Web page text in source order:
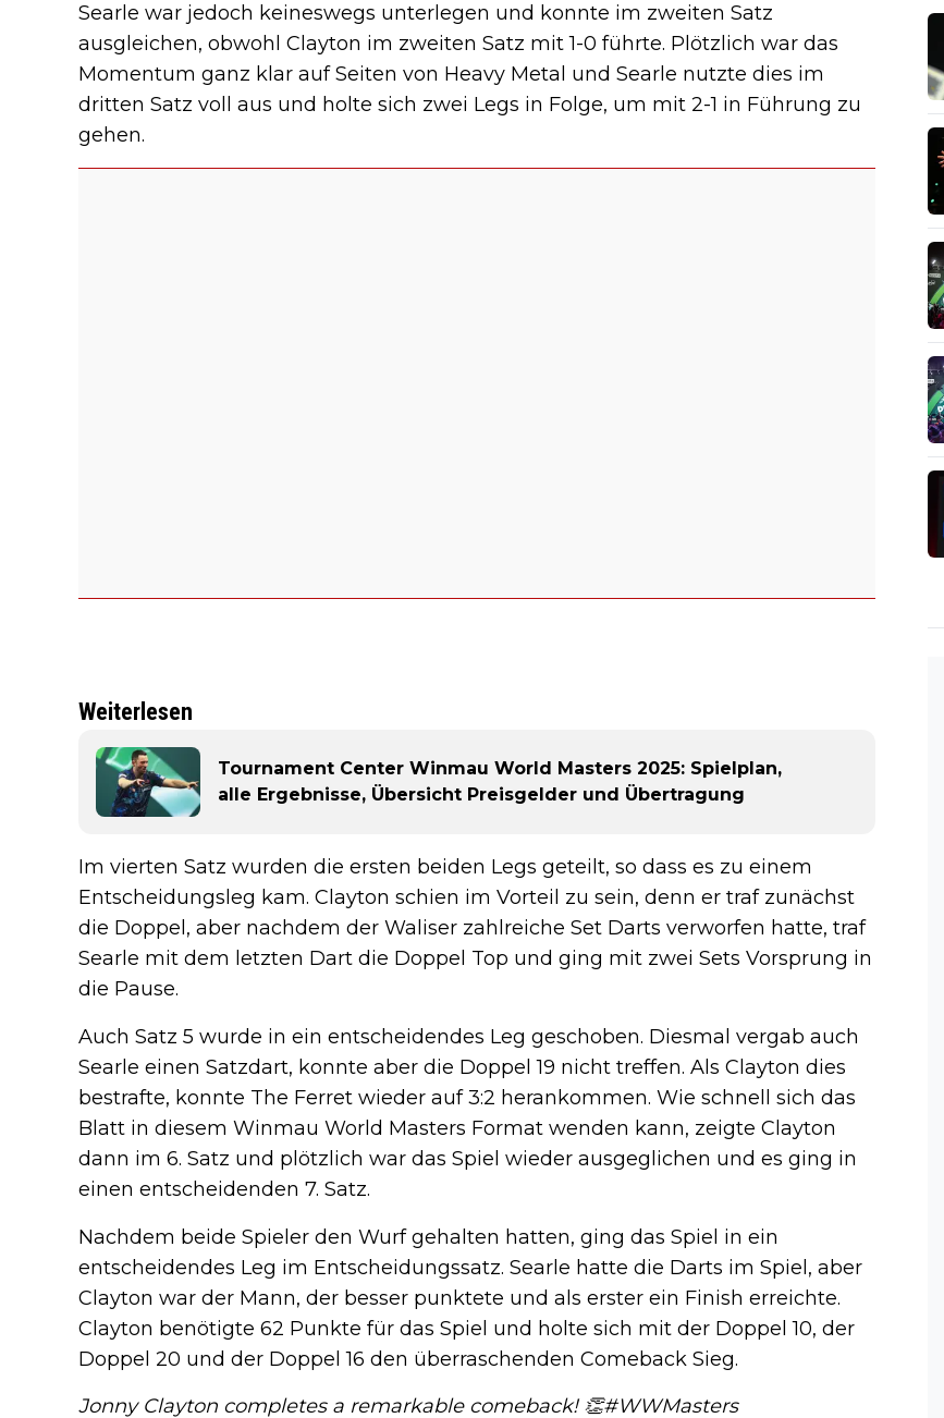
Searle war jedoch keineswegs unterlegen und konnte im zweiten Satz
ausgleichen, obwohl Clayton im zweiten Satz mit 1-0 führte. Plötzlich war das
Momentum ganz klar auf Seiten von Heavy Metal und Searle nutzte dies im
dritten Satz voll aus und holte sich zwei Legs in Folge, um mit 2-1 in Führung zu
gehen.
Weiterlesen
Tournament Center Winmau World Masters 2025: Spielplan,
alle Ergebnisse, Übersicht Preisgelder und Übertragung
Im vierten Satz wurden die ersten beiden Legs geteilt, so dass es zu einem
Entscheidungsleg kam. Clayton schien im Vorteil zu sein, denn er traf zunächst
die Doppel, aber nachdem der Waliser zahlreiche Set Darts verworfen hatte, traf
Searle mit dem letzten Dart die Doppel Top und ging mit zwei Sets Vorsprung in
die Pause.
Auch Satz 5 wurde in ein entscheidendes Leg geschoben. Diesmal vergab auch
Searle einen Satzdart, konnte aber die Doppel 19 nicht treffen. Als Clayton dies
bestrafte, konnte The Ferret wieder auf 3:2 herankommen. Wie schnell sich das
Blatt in diesem Winmau World Masters Format wenden kann, zeigte Clayton
dann im 6. Satz und plötzlich war das Spiel wieder ausgeglichen und es ging in
einen entscheidenden 7. Satz.
Nachdem beide Spieler den Wurf gehalten hatten, ging das Spiel in ein
entscheidendes Leg im Entscheidungssatz. Searle hatte die Darts im Spiel, aber
Clayton war der Mann, der besser punktete und als erster ein Finish erreichte.
Clayton benötigte 62 Punkte für das Spiel und holte sich mit der Doppel 10, der
Doppel 20 und der Doppel 16 den überraschenden Comeback Sieg.
Jonny Clayton completes a remarkable comeback! 👏#WWMasters